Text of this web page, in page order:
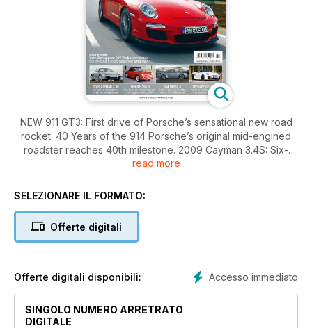
NEW 911 GT3: First drive of Porsche’s sensational new road
rocket. 40 Years of the 914 Porsche’s original mid-engined
roadster reaches 40th milestone. 2009 Cayman 3.4S: Six-
speed manual mid-engined coupé driven. 1960-63 356 B: All
S: Behind the wheel of the rarest 964 of them all. TechArt
inside: Vern Schuppan; 997 Turbo completes the 24-hour
circuit; SpeedArt SRS 420.
read more
SELEZIONARE IL FORMATO:
Offerte digitali
Accesso immediato
Offerte digitali disponibili:
SINGOLO NUMERO ARRETRATO
DIGITALE